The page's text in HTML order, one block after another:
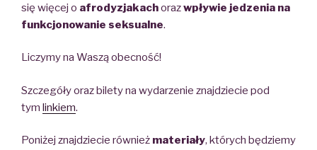
się więcej o afrodyzjakachorazwpływie jedzenia na
funkcjonowanie seksualne.
Liczymy na Waszą obecność!
Szczegóły oraz bilety na wydarzenie znajdziecie pod
tym linkiem.
Poniżej znajdziecie również materiały, których będziemy